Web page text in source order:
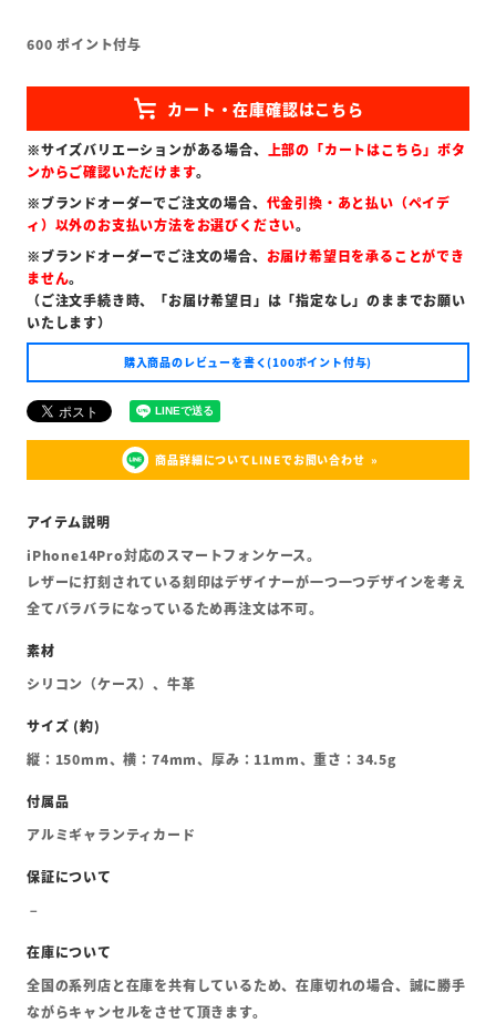
600 ポイント付与
※サイズバリエーションがある場合、 上部の「カートはこちら」ボタ
ンからご確認いただけます。
※ブランドオーダーでご注文の場合、 代金引換・あと払い（ペイデ
ィ）以外のお支払い方法をお選びください。
※ブランドオーダーでご注文の場合、 お届け希望日を承ることができ
ません。
（ご注文手続き時、「お届け希望日」は「指定なし」のままでお願い
いたします）
購入商品のレビューを書く(100ポイント付与)
商品詳細についてLINEでお問い合わせ
iPhone14Pro対応のスマートフォンケース。
レザーに打刻されている刻印はデザイナーが一つ一つデザインを考え
全てバラバラになっているため再注文は不可。
シリコン（ケース）、牛革
縦：150mm、横：74mm、厚み：11mm、重さ：34.5g
アルミギャランティカード
全国の系列店と在庫を共有しているため、在庫切れの場合、誠に勝手
ながらキャンセルをさせて頂きます。